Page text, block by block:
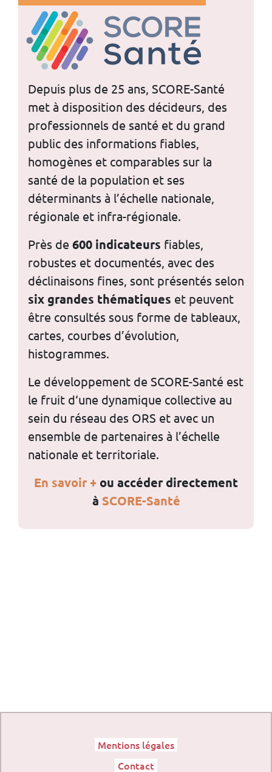
Depuis plus de 25 ans, SCORE-Santé
met à disposition des décideurs, des
professionnels de santé et du grand
public des informations fiables,
homogènes et comparables sur la
santé de la population et ses
déterminants à l’échelle nationale,
régionale et infra-régionale.
Près de 600 indicateurs fiables,
robustes et documentés, avec des
déclinaisons fines, sont présentés selon
six grandes thématiques et peuvent
être consultés sous forme de tableaux,
cartes, courbes d’évolution,
histogrammes.
Le développement de SCORE-Santé est
le fruit d‘une dynamique collective au
sein du réseau des ORS et avec un
ensemble de partenaires à l’échelle
nationale et territoriale.
En savoir + ou accéder directement
à SCORE-Santé
Mentions légales
Contact